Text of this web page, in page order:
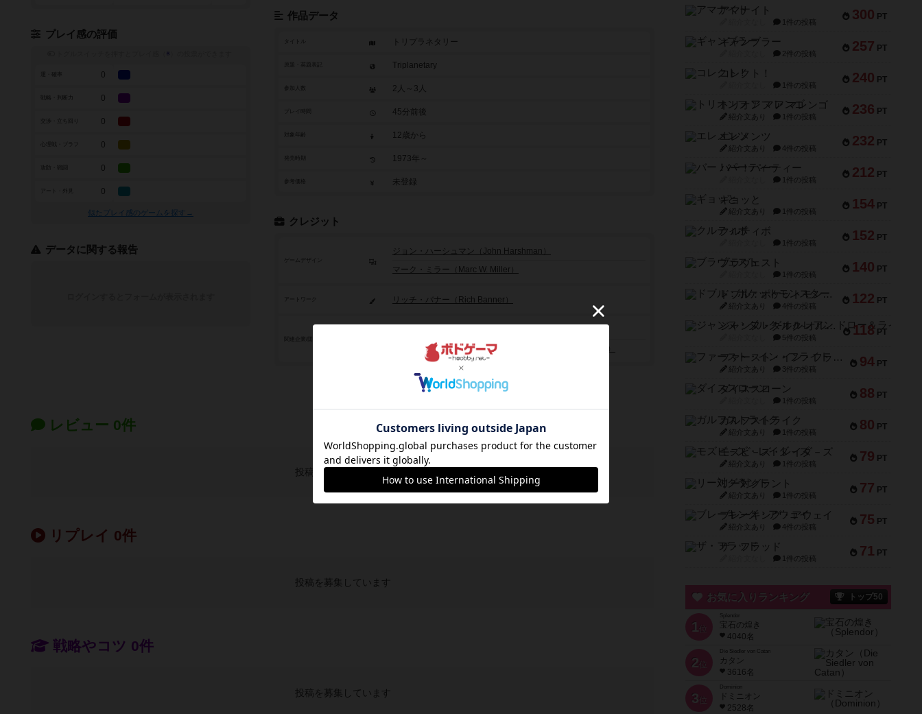
作品データ
タイトル トリプラネタリー
Triplanetary
参加人数 2人～3人
45分前後
12歳から
1973年～
参考価格 未登録
クレジット
ゲームデザイン
ジョン・ハーシュマン（John Harshman）
マーク・ミラー（Marc W. Miller）
アートワーク リッチ・バナー（Rich Banner）
スティーブ･ジャクソン･ゲームズ（Steve Jackson Games）
プレイ感の評価
※
0
戦略・判断力 0
0
0
0
アート・外見 0
似たプレイ感のゲームを探す→
データに関する報告
レビュー 0件
投稿を募集しています
リプレイ 0件
投稿を募集しています
戦略やコツ 0件
投稿を募集しています
300 PT
アマナイト
1件の投稿
257 PT
ギャンブラー
2件の投稿
240 PT
コレクト！
1件の投稿
236 PT
トリオンフ ア マレンゴ
紹介文あり 1件の投稿
232 PT
エレメンツ
紹介文あり 4件の投稿
212 PT
バー！パーティー
1件の投稿
154 PT
ギョッと
紹介文あり 1件の投稿
152 PT
クルティボ
1件の投稿
140 PT
ブラヴェスト
1件の投稿
122 PT
ドブル：ポケットモンスター
紹介文あり 4件の投稿
118 PT
ジャンヌ・ダルク-オルレアン ドロー＆ライト
5件の投稿
94 PT
ファースト・イン・フライト
紹介文あり 3件の投稿
88 PT
ダイススローン
1件の投稿
80 PT
ガルフストライク
紹介文あり 1件の投稿
79 PT
モズビ－ズ・レイダ－ズ
紹介文あり 1件の投稿
77 PT
リー対グラント
紹介文あり 1件の投稿
75 PT
ブレーキング・アウェイ
紹介文あり 4件の投稿
71 PT
ザ・フラッド
1件の投稿
お気に入りランキング トップ50
1 位
宝石の煌き
4040名
2 位
Die Siedler von Catan
カタン
3616名
3 位
ドミニオン
2528名